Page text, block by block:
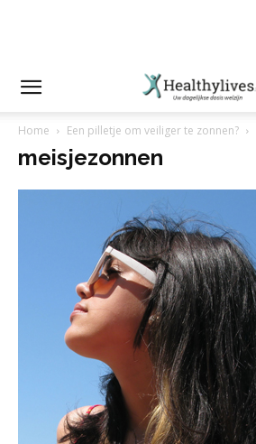
Home Een pilletje om veiliger te zonnen?
meisjezonnen